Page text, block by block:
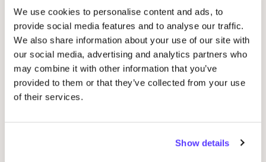
We use cookies to personalise content and ads, to
provide social media features and to analyse our traffic.
We also share information about your use of our site with
our social media, advertising and analytics partners who
may combine it with other information that you’ve
provided to them or that they’ve collected from your use
of their services.
Show details
Weggeefactie